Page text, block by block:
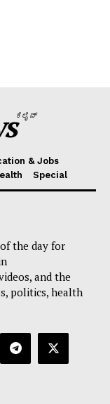
EmailCopy
Link
ಕೆಲೈವ್
& Jobs
Special
the day for
and the
politics, health